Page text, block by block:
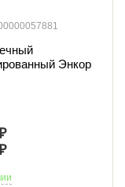
Энкор